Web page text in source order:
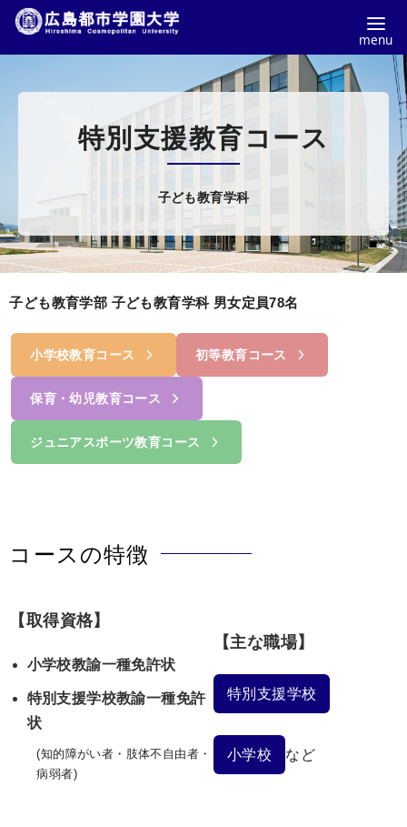
動
特別支援教育コース
子ども教育学科
子ども教育学部 子ども教育学科 男女定員78名
小学校教育コース 初等教育コース
保育・幼児教育コース
ジュニアスポーツ教育コース
コースの特徴
【取得資格】
小学校教諭一種免許状
特別支援学校教諭一種免許
状
(知的障がい者・肢体不自由者・
病弱者)
【主な職場】
特別支援学校
小学校 など